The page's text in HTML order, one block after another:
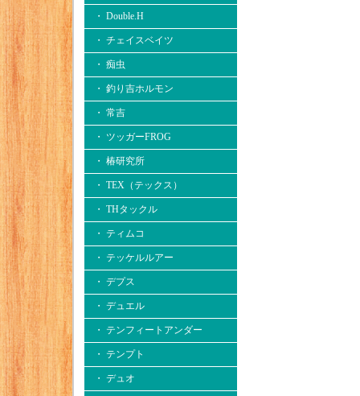
・ Double.H
・ チェイスベイツ
・ 痴虫
・ 釣り吉ホルモン
・ 常吉
・ ツッガーFROG
・ 椿研究所
・ TEX（テックス）
・ THタックル
・ ティムコ
・ テッケルルアー
・ デプス
・ デュエル
・ テンフィートアンダー
・ テンプト
・ デュオ